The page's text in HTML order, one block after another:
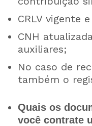
CRLV vigente
CNH
auxiliares;
No caso de
também o
Quais os
você contrate